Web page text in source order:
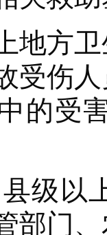
方卫
受伤
的受
以上
部门